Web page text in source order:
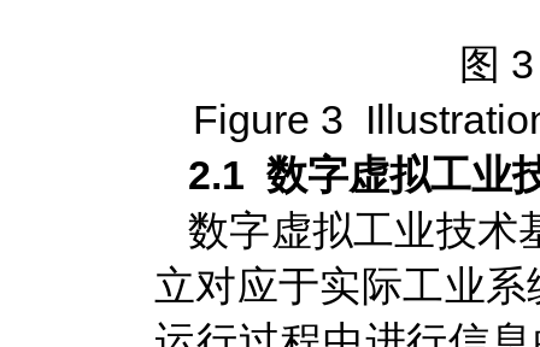
图
Figure 3
2.1 数字虚拟工业
数字虚拟工业技术
立对应于实际工业